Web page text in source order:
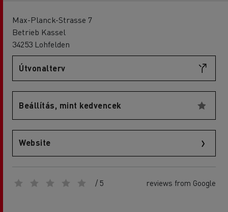
Max-Planck-Strasse 7
Betrieb Kassel
34253 Lohfelden
Útvonalterv
Beállítás, mint kedvencek
Website
/ 5 reviews from Google